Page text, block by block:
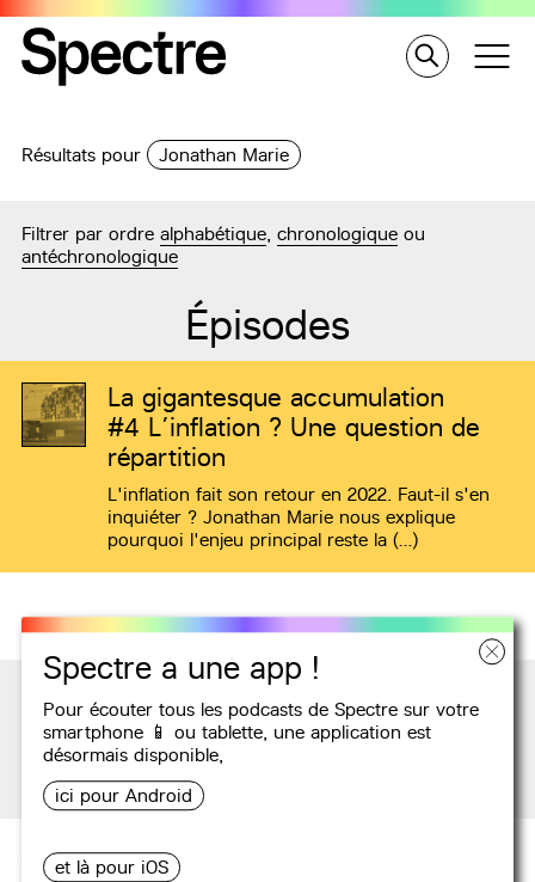
Spectre a une app !
Pour écouter tous les podcasts de Spectre sur votre
smartphone 📱 ou tablette, uneapplication est
désormais disponible,
ici pour Android
et là pour iOS
Résultats pour Jonathan Marie
Filtrer par ordrealphabétique ,chronologique ou
antéchronologique
Épisodes
La gigantesque accumulation
#4 L’inflation ? Une question de
répartition
L'inflation fait son retour en 2022. Faut-il s'en
inquiéter ? Jonathan Marie nous explique
pourquoi l'enjeu principal reste la (…)
Podcasts
Aucun podcast attribué.